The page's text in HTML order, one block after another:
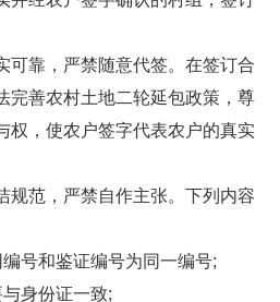
可靠，严禁随意代签。在签订合
完善农村土地二轮延包政策，尊
权，使农户签字代表农户的真实
规范，严禁自作主张。下列内容
号和鉴证编号为同一编号;
身份证一致;